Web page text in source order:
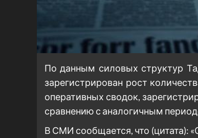
По данным силовых структур
зарегистрирован рост
оперативных сводок,
сравнению с аналогичным
В СМИ сообщается, что (цитата):